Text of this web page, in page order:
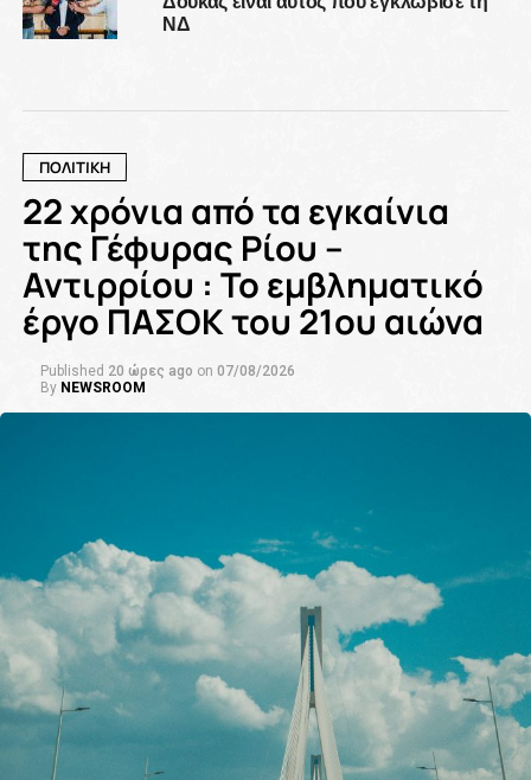
ΝΔ
ΠΟΛΙΤΙΚΗ
22 χρόνια από τα εγκαίνια
της Γέφυρας Ρίου –
Αντιρρίου : Το εμβληματικό
έργο ΠΑΣΟΚ του 21ου αιώνα
Published 20 ώρες ago on 07/08/2026
By NEWSROOM